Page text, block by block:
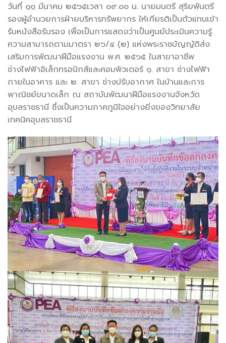
วันที่ ๑๑ มีนาคม ๒๕๖๕เวลา ๐๙.๐๐ น. นายมนตรี สุริยพันตรี
รองผู้อำนวยการฝ่ายบริหารทรัพยากร ให้เกียรติเป็นตัวแทนเข้า
รับหนังสือรับรอง เพื่อเป็นการแสดงว่าเป็นศูนย์ประเมินความรู้
ความสามารถตามมาตรา ๒๖/๔ (๒) แห่งพระราชบัญญัติส่ง
เสริมการพัฒนาฝีมือแรงงาน พ.ศ. ๒๕๖๕ ในสาขาอาชีพ
ช่างไฟฟ้าอิเล็กทรอนิกส์และคอมพิวเตอร์ ๑. สาขา ช่างไฟฟ้า
ภายในอาคาร และ ๒. สาขา ช่างปรับอากาศ ในบ้านและการ
พาณิชย์ขนาดเล็ก ณ สถาบันพัฒนาฝีมือแรงงานจังหวัด
อุบลราชธานี ซึ่งเป็นความภาคภูมิใจอย่างยิ่งของวิทยาลัย
เทคนิคอุบลราชธานี